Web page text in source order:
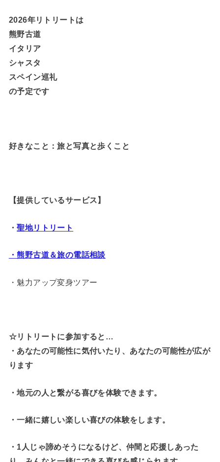
2026年リトリートは
熊野古道
イタリア
シャスタ
スペイン巡礼
の予定です
好きなこと：旅と写真と歩くこと
【提供しているサービス】
・聖地リトリート
・熊野古道＆旅の電話相談
・魅力アップ変身ツアー
☆リトリートに参加すると…
・ あなたの可能性に気付いたり、あなたの可能性が広が
ります
・地元の人と繋がる喜びを体験できます。
・一緒に嬉しい楽しい喜びの体験をします。
・1人じゃ諦めそうになるけど、仲間と応援しあった